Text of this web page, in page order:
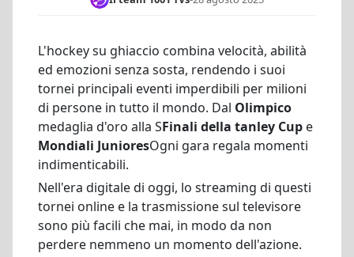
L'hockey su ghiaccio combina velocità, abilità
ed emozioni senza sosta, rendendo i suoi
tornei principali eventi imperdibili per milioni
di persone in tutto il mondo. Dal Olimpico
medaglia d'oro alla SFinali della tanley Cup e
Mondiali JunioresOgni gara regala momenti
indimenticabili.
Nell'era digitale di oggi, lo streaming di questi
tornei online e la trasmissione sul televisore
sono più facili che mai, in modo da non
perdere nemmeno un momento dell'azione.